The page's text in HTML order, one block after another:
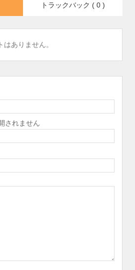
トラックバック ( 0 )
ありません。
されません